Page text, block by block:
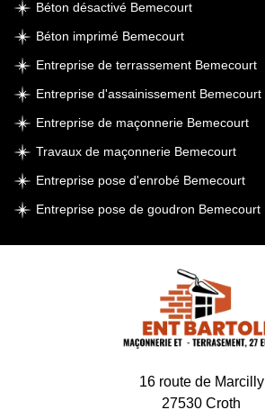
Béton désactivé Bemecourt
Béton imprimé Bemecourt
Entreprise de terrassement Bemecourt
Entreprise d'assainissement Bemecourt
Entreprise de maçonnerie Bemecourt
Travaux de maçonnerie Bemecourt
Entreprise pose d'enrobé Bemecourt
Entreprise pose de goudron Bemecourt
16 route de Marcilly
27530 Croth